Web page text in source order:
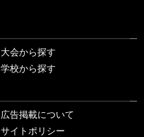
大会から探す
学校から探す
広告掲載について
サイトポリシー